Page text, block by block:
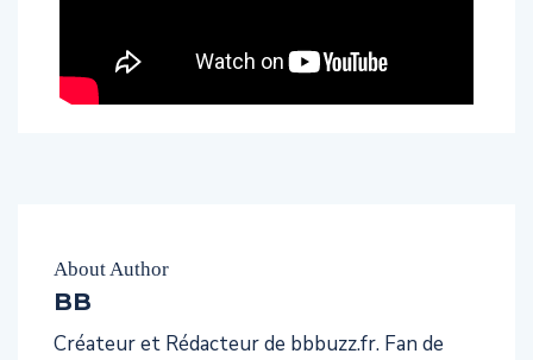
About Author
BB
Créateur et Rédacteur de bbbuzz.fr. Fan de